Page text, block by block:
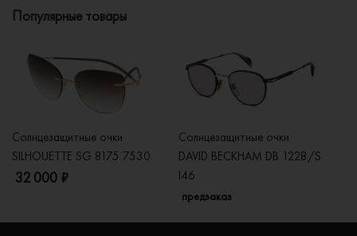
Популярные товары
Солнцезащитные очки
SILHOUETTE SG 8175 7530
32 000 ₽
Солнцезащитные очки
DAVID BECKHAM DB 1228/S
I46
предзаказ